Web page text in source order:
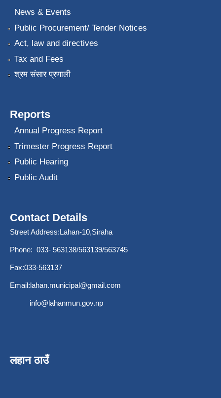
News & Events
Public Procurement/ Tender Notices
Act, law and directives
Tax and Fees
श्रम संसार प्रणाली
Reports
Annual Progress Report
Trimester Progress Report
Public Hearing
Public Audit
Contact Details
Street Address:Lahan-10,Siraha
Phone: 033- 563138/563139/563745
Fax:033-563137
Email:lahan.municipal@gmail.com
info@lahanmun.gov.np
लहान ठाउँ